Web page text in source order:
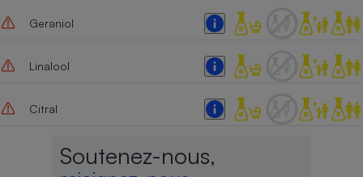
Geraniol
Linalool
Citral
Soutenez-nous,